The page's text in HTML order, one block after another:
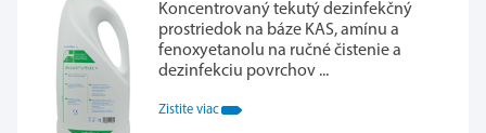
Koncentrovaný tekutý dezinfekčný
prostriedok na báze KAS, amínu a
fenoxyetanolu na ručné čistenie a
dezinfekciu povrchov ...
Zistite viac